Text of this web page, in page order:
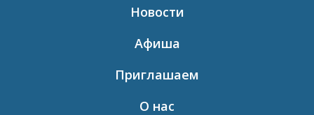
Новости
Афиша
Приглашаем
О нас